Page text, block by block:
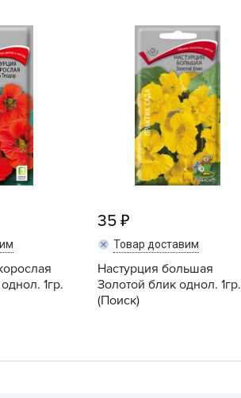
1гр.
35
Товар доставим
Настурция большая
Золотой блик однол. 1гр.
(Поиск)